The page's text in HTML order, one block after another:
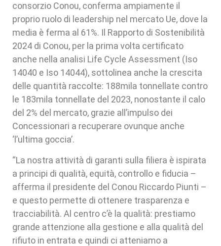
consorzio Conou, conferma ampiamente il
proprio ruolo di leadership nel mercato Ue, dove la
media è ferma al 61%. Il Rapporto di Sostenibilità
2024 di Conou, per la prima volta certificato
anche nella analisi Life Cycle Assessment (Iso
14040 e Iso 14044), sottolinea anche la crescita
delle quantità raccolte: 188mila tonnellate contro
le 183mila tonnellate del 2023, nonostante il calo
del 2% del mercato, grazie all’impulso dei
Concessionari a recuperare ovunque anche
‘l’ultima goccia’.
“La nostra attività di garanti sulla filiera è ispirata
a principi di qualità, equità, controllo e fiducia –
afferma il presidente del Conou Riccardo Piunti –
e questo permette di ottenere trasparenza e
tracciabilità. Al centro c’è la qualità: prestiamo
grande attenzione alla gestione e alla qualità del
rifiuto in entrata e quindi ci atteniamo a